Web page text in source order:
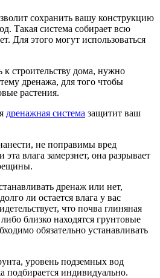
сохранить вашу конструкцию
Такая система собирает всю
Для этого могут использоваться
к строительству дома, нужно
дренажа, для того чтобы
растения.
дренажная система защитит ваш
не поправимы вред
влага замерзнет, она разрывает
дренаж или нет,
ли остается влага у вас
что почва глиняная
близко находятся грунтовые
обязательно устанавливать
уровень подземных вод
подбирается индивидуально.